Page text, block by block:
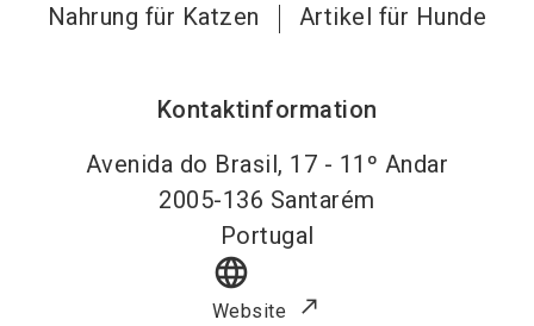
Nahrung für Katzen
Artikel für Hunde
Kontaktinformation
Avenida do Brasil, 17 - 11º Andar
2005-136 Santarém
Portugal
language
Website